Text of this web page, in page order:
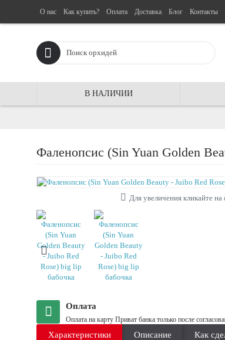
О нас Как купить? Оплата Доставка Блог Контакты
В НАЛИЧИИ
Фаленопсис (Sin Yuan Golden
Для увеличения кликайте на
Оплата
Оплата на карту Приват банка только после
Характеристики Описание Как